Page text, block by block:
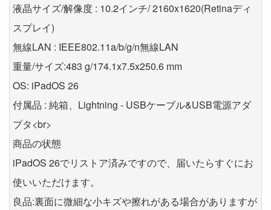
液晶サイズ/解像度 : 10.2インチ/ 2160x1620(Retinaディ
スプレイ)
無線LAN : IEEE802.11a/b/g/n無線LAN
重量/サイズ:483 g/174.1x7.5x250.6 mm
OS: iPadOS 26
付属品 : 純箱、Lightning - USBケーブル&USB電源アダ
プタ<br>
商品の状態
iPadOS 26でリストア済みですので、届いたらすぐにお
使いいただけます。
良品:裏面に微細な小キズや擦れがある場合がありますが